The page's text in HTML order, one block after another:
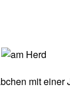
mit